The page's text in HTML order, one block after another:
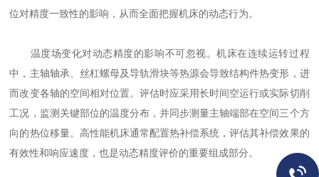
位对精度一致性的影响，从而全面把握机床的动态行为。
温度场变化对动态精度的影响不可忽视。机床在连续运转过程
中，主轴轴承、丝杠螺母及导轨滑块等热源会导致结构件热变形，进
而改变各轴的空间相对位置。评估时应采用长时间空运行或实际切削
工况，监测关键部位的温度分布，并同步测量主轴端部在空间三个方
向的热位移量。高性能机床通常配置热补偿系统，评估其补偿效果的
有效性和响应速度，也是动态精度评价的重要组成部分。